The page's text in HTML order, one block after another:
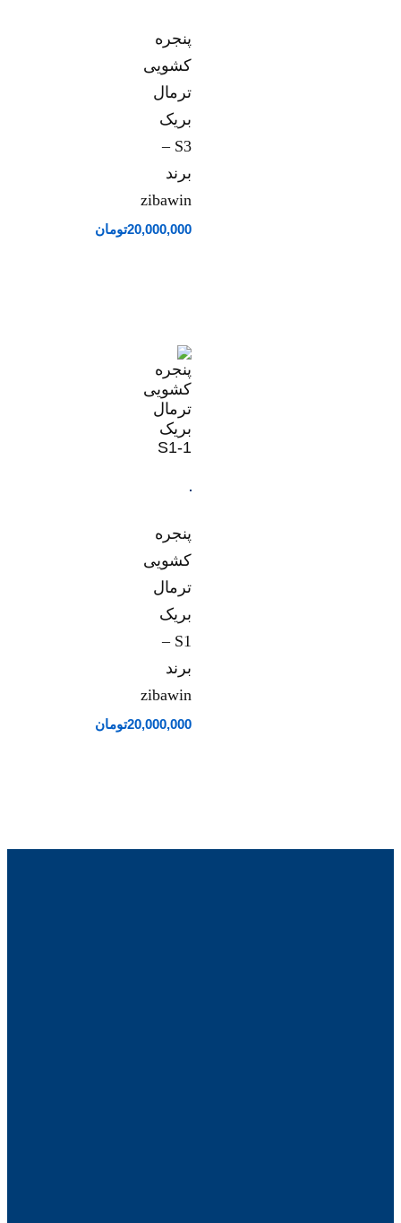
پنجره
کشویی
ترمال
بریک
S3 –
برند
zibawin
20,000,000تومان
پنجره
کشویی
ترمال
بریک
S1 –
برند
zibawin
20,000,000تومان